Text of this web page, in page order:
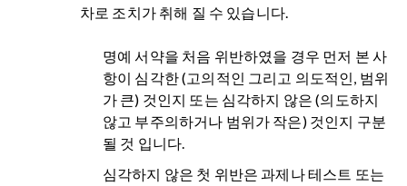
차로 조치가 취해 질 수 있습니다.
명예 서약을 처음 위반하였을 경우 먼저 본 사
항이 심각한 (고의적인 그리고 의도적인, 범위
가 큰) 것인지 또는 심각하지 않은 (의도하지
않고 부주의하거나 범위가 작은) 것인지 구분
될 것 입니다.
심각하지 않은 첫 위반은 과제나 테스트 또는